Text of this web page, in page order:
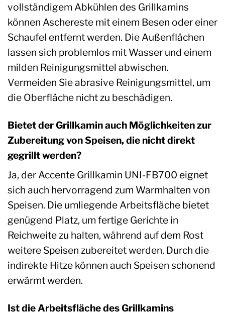
vollständigem Abkühlen des Grillkamins
können Aschereste mit einem Besen oder einer
Schaufel entfernt werden. Die Außenflächen
lassen sich problemlos mit Wasser und einem
milden Reinigungsmittel abwischen.
Vermeiden Sie abrasive Reinigungsmittel, um
die Oberfläche nicht zu beschädigen.
Bietet der Grillkamin auch Möglichkeiten zur
Zubereitung von Speisen, die nicht direkt
gegrillt werden?
Ja, der Accente Grillkamin UNI-FB700 eignet
sich auch hervorragend zum Warmhalten von
Speisen. Die umliegende Arbeitsfläche bietet
genügend Platz, um fertige Gerichte in
Reichweite zu halten, während auf dem Rost
weitere Speisen zubereitet werden. Durch die
indirekte Hitze können auch Speisen schonend
erwärmt werden.
Ist die Arbeitsfläche des Grillkamins